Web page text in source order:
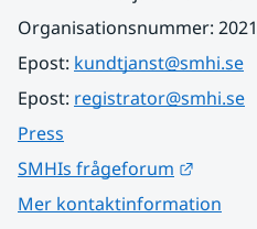
Organisationsnummer:
Epost: kundtjanst@smhi.se
Epost: registrator@smhi.se
Press
SMHIs frågeforum
Mer kontaktinformation